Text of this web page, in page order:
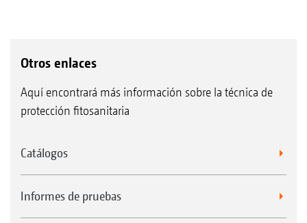
Otros enlaces
Aquí encontrará más información sobre la técnica de
protección fitosanitaria
Catálogos
Informes de pruebas